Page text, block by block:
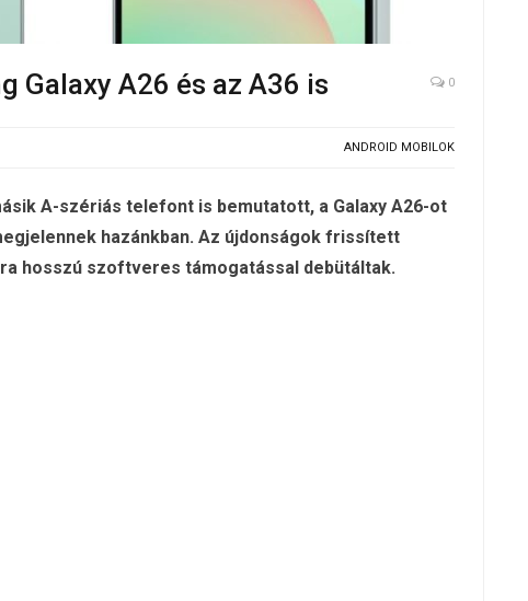
Galaxy A26 és az A36 is 0
ANDROID MOBILOK
A-szériás telefont is bemutatott, a Galaxy A26-ot
hazánkban. Az újdonságok frissített
hosszú szoftveres támogatással debütáltak.